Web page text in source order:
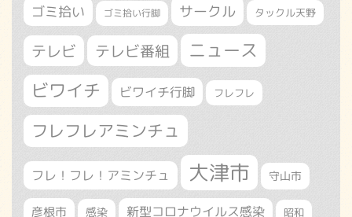
ゴミ拾い ゴミ拾い行脚 サークル タックル天野
テレビ テレビ番組 ニュース
ビワイチ ビワイチ行脚 フレフレ
フレフレアミンチュ
フレ！フレ！アミンチュ 大津市 守山市
彦根市 感染 新型コロナウイルス感染 昭和